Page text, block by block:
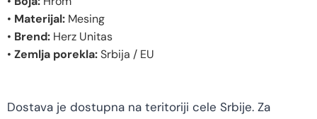
• Materijal: Mesing
• Brend: Herz Unitas
• Zemlja porekla:Srbija / EU
Dostava je dostupna na teritoriji cele Srbije. Za